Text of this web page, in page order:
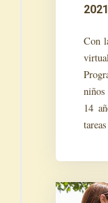
2021
Con
14